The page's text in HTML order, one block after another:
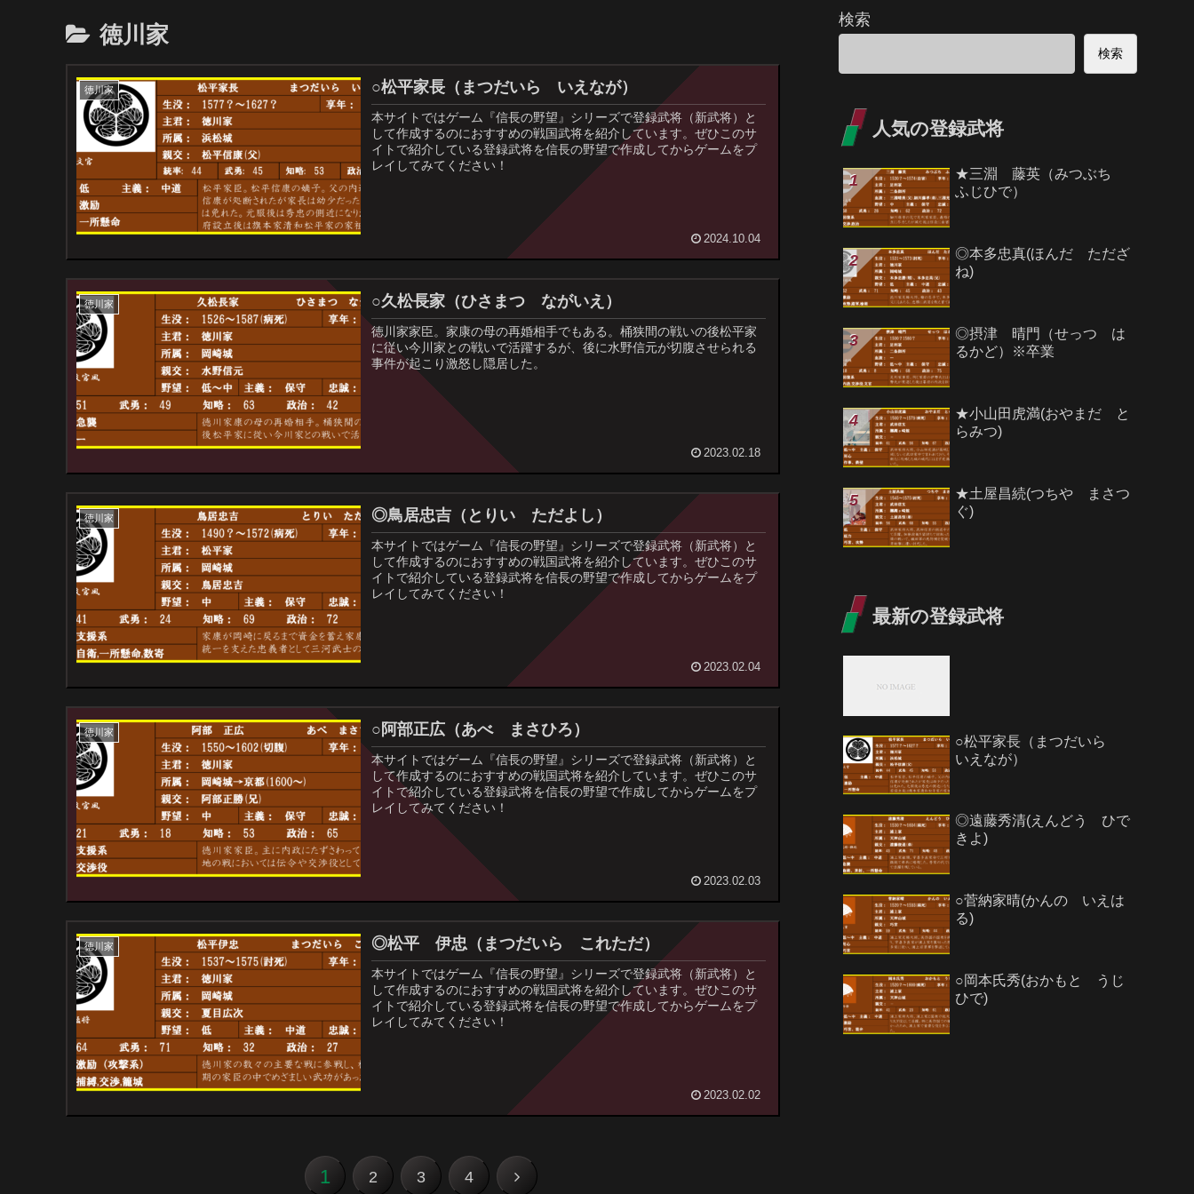
徳川家
徳川家 ○松平家長（まつだいら いえなが）
本サイトではゲーム『信長の野望』シリーズで登録武将（新武将）と
して作成するのにおすすめの戦国武将を紹介しています。ぜひこのサ
イトで紹介している登録武将を信長の野望で作成してからゲームをプ
レイしてみてください！
2024.10.04
徳川家 ○久松長家（ひさまつ ながいえ）
徳川家家臣。家康の母の再婚相手でもある。桶狭間の戦いの後松平家
に従い今川家との戦いで活躍するが、後に水野信元が切腹させられる
事件が起こり激怒し隠居した。
2023.02.18
徳川家 ◎鳥居忠吉（とりい ただよし）
本サイトではゲーム『信長の野望』シリーズで登録武将（新武将）と
して作成するのにおすすめの戦国武将を紹介しています。ぜひこのサ
イトで紹介している登録武将を信長の野望で作成してからゲームをプ
レイしてみてください！
2023.02.04
徳川家 ○阿部正広（あべ まさひろ）
本サイトではゲーム『信長の野望』シリーズで登録武将（新武将）と
して作成するのにおすすめの戦国武将を紹介しています。ぜひこのサ
イトで紹介している登録武将を信長の野望で作成してからゲームをプ
レイしてみてください！
2023.02.03
徳川家 ◎松平 伊忠（まつだいら これただ）
本サイトではゲーム『信長の野望』シリーズで登録武将（新武将）と
して作成するのにおすすめの戦国武将を紹介しています。ぜひこのサ
イトで紹介している登録武将を信長の野望で作成してからゲームをプ
レイしてみてください！
2023.02.02
1 2 3 4 次
検索
検索
人気の登録武将
★三淵 藤英（みつぶち
ふじひで）
◎本多忠真(ほんだ ただざ
ね)
◎摂津 晴門（せっつ は
るかど）※卒業
★小山田虎満(おやまだ と
らみつ)
★土屋昌続(つちや まさつ
ぐ)
最新の登録武将
○松平家長（まつだいら
いえなが）
◎遠藤秀清(えんどう ひで
きよ)
○菅納家晴(かんの いえは
る)
○岡本氏秀(おかもと うじ
ひで)